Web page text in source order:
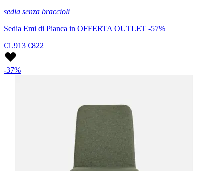
sedia senza braccioli
Sedia Emi di Pianca in OFFERTA OUTLET -57%
€1.913 €822
-37%